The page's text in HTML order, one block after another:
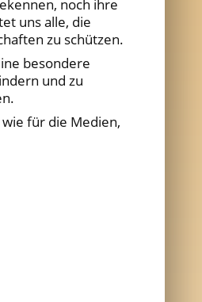
noch ihre
uns alle, die
zu schützen.
besondere
und zu
für die Medien,